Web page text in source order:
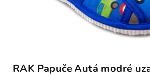
RAK Papuče Autá modré